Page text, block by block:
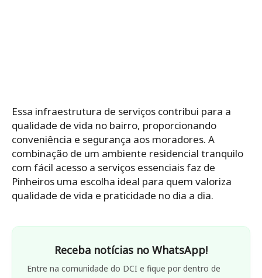
Essa infraestrutura de serviços contribui para a
qualidade de vida no bairro, proporcionando
conveniência e segurança aos moradores. A
combinação de um ambiente residencial tranquilo
com fácil acesso a serviços essenciais faz de
Pinheiros uma escolha ideal para quem valoriza
qualidade de vida e praticidade no dia a dia.
Receba notícias no WhatsApp!
Entre na comunidade do DCI e fique por dentro de